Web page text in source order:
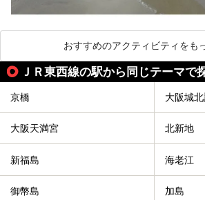
おすすめのアクティビティをも
ＪＲ東西線の駅から同じテーマで
京橋 大阪城
大阪天満宮 北新地
新福島 海老江
御幣島 加島